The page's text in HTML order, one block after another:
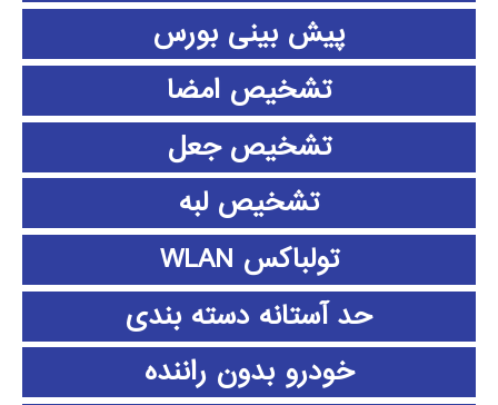
پیش بینی بورس
تشخیص امضا
تشخیص جعل
تشخیص لبه
تولباکس WLAN
حد آستانه دسته بندی
خودرو بدون راننده